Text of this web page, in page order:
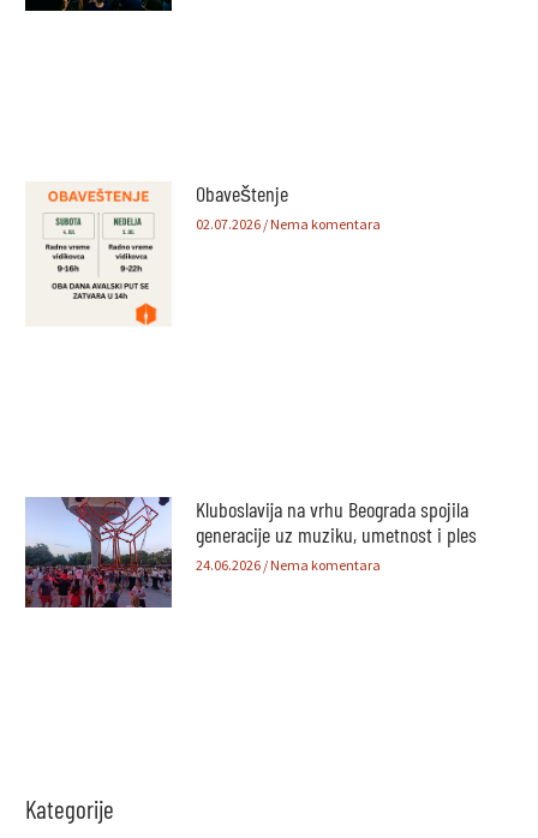
Obaveštenje
02.07.2026 Nema komentara
Kluboslavija na vrhu Beograda spojila
generacije uz muziku, umetnost i ples
24.06.2026 Nema komentara
Kategorije